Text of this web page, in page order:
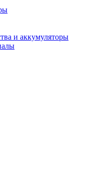
и аккумуляторы